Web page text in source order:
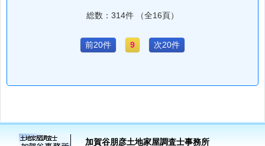
総数：314件 （全16頁）
前20件 9 次20件
加賀谷朋彦土地家屋調査士事務所